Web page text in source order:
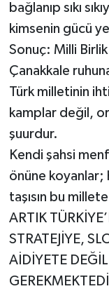
bağlanıp sıkı
kimsenin gücü
Sonuç: Milli
Çanakkale
Türk milletinin
kamplar değil,
şuurdur.
Kendi şahsi
önüne koyanlar;
taşısın bu
ARTIK
STRATEJİYE,
AİDİYETE